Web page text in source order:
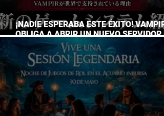
¡NADIE ESPERABA ESTE ÉXITO! VAMPIR
OBLIGA A ABRIR UN NUEVO SERVIDOR
JAPÓN A SOLO DOS DÍAS DE SU
LANZAMIENTO